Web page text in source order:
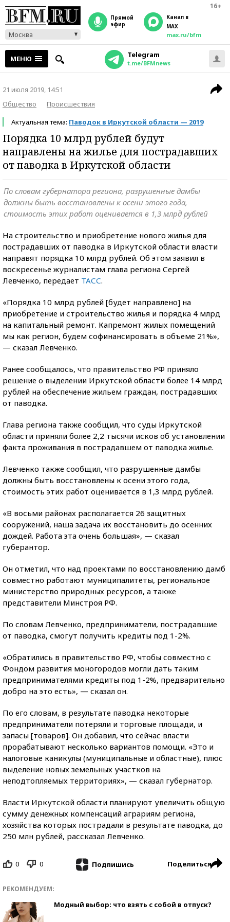
16+
Москва
прямой
эфир
Канал в
MAX
max.ru/bfm
МЕНЮ Telegram
t.me/BFMnews
21 июля 2019, 14:51
Общество
Происшествия
Актуальная тема: Паводок в Иркутской области — 2019
Порядка 10 млрд рублей будут
направлены на жилье для пострадавших
от паводка в Иркутской области
По словам губернатора региона, разрушенные дамбы
должны быть восстановлены к осени этого года,
стоимость этих работ оценивается в 1,3 млрд рублей
На строительство и приобретение нового жилья для
пострадавших от паводка в Иркутской области власти
направят порядка 10 млрд рублей. Об этом заявил в
воскресенье журналистам глава региона Сергей
Левченко, передает ТАСС.
«Порядка 10 млрд рублей [будет направлено] на
приобретение и строительство жилья и порядка 4 млрд
на капитальный ремонт. Капремонт жилых помещений
мы как регион, будем софинансировать в объеме 21%»,
— сказал Левченко.
Ранее сообщалось, что правительство РФ приняло
решение о выделении Иркутской области более 14 млрд
рублей на обеспечение жильем граждан, пострадавших
от паводка.
Глава региона также сообщил, что суды Иркутской
области приняли более 2,2 тысячи исков об установлении
факта проживания в пострадавшем от паводка жилье.
Левченко также сообщил, что разрушенные дамбы
должны быть восстановлены к осени этого года,
стоимость этих работ оценивается в 1,3 млрд рублей.
«В восьми районах располагается 26 защитных
сооружений, наша задача их восстановить до осенних
дождей. Работа эта очень большая», — сказал
губерантор.
Он отметил, что над проектами по восстановлению дамб
совместно работают муниципалитеты, региональное
министерство природных ресурсов, а также
представители Минстроя РФ.
По словам Левченко, предприниматели, пострадавшие
от паводка, смогут получить кредиты под 1-2%.
«Обратились в правительство РФ, чтобы совместно с
Фондом развития моногородов могли дать таким
предпринимателями кредиты под 1-2%, предварительно
добро на это есть», — сказал он.
По его словам, в результате паводка некоторые
предприниматели потеряли и торговые площади, и
запасы [товаров]. Он добавил, что сейчас власти
прорабатывают несколько вариантов помощи. «Это и
налоговые каникулы (муниципальные и областные), плюс
выделение новых земельных участков на
неподтопляемых территориях», — сказал губернатор.
Власти Иркутской области планируют увеличить общую
сумму денежных компенсаций аграриям региона,
хозяйства которых пострадали в результате паводка, до
250 млн рублей, рассказал Левченко.
0 0 Подпишись Поделиться
РЕКОМЕНДУЕМ:
Модный выбор: что взять с собой в отпуск?